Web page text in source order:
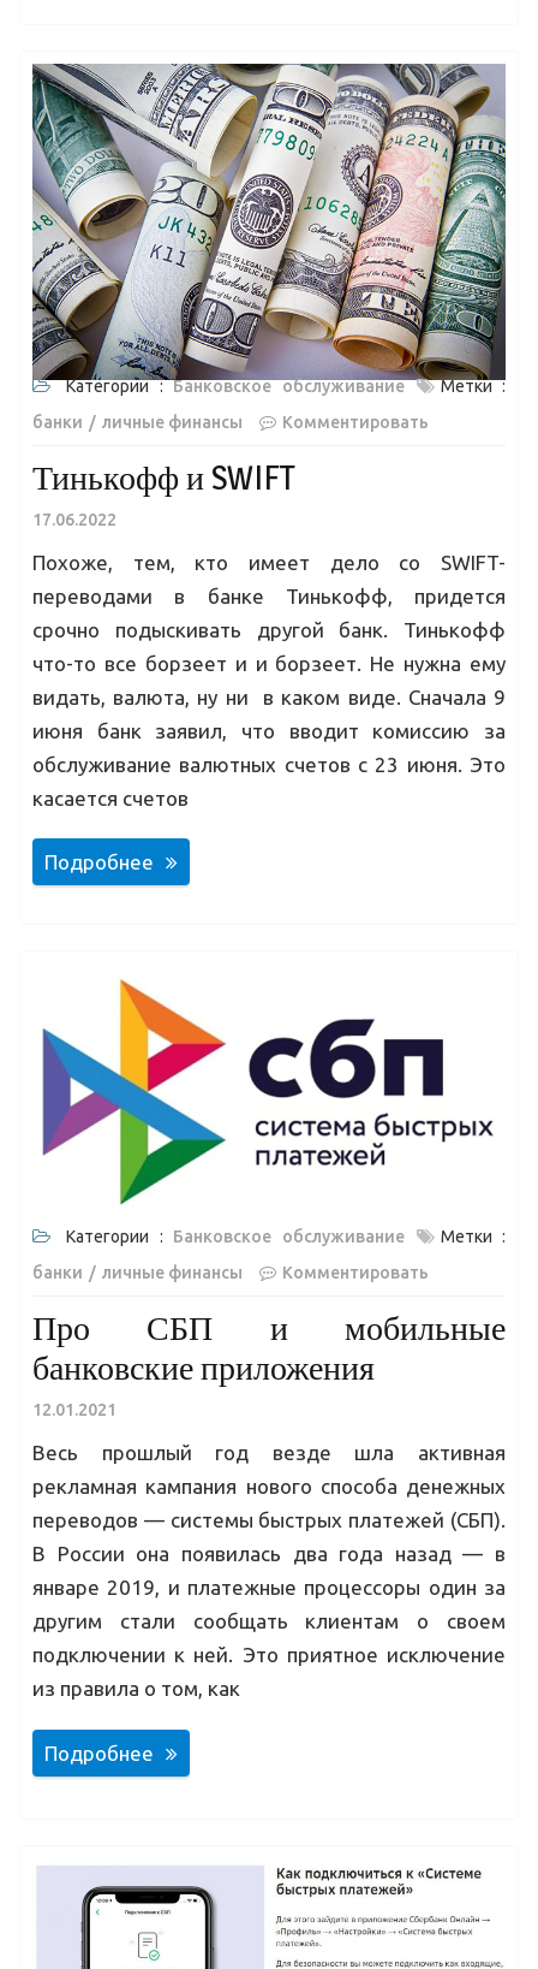
Категории :Банковское обслуживание
Метки :
банки
личные финансы Комментировать
Тинькофф и SWIFT
17.06.2022
Похоже, тем, кто имеет дело со SWIFT-
переводами в банке Тинькофф, придется
срочно подыскивать другой банк. Тинькофф
что-то все борзеет и и борзеет. Не нужна ему
видать, валюта, ну ни в каком виде. Сначала 9
июня банк заявил, что вводит комиссию за
обслуживание валютных счетов с 23 июня. Это
касается счетов
Подробнее
Категории : Банковское обслуживание
Метки :
банки
личные финансы Комментировать
Про СБП и мобильные
банковские приложения
12.01.2021
Весь прошлый год везде шла активная
рекламная кампания нового способа денежных
переводов — системы быстрых платежей (СБП).
В России она появилась два года назад — в
январе 2019, и платежные процессоры один за
другим стали сообщать клиентам о своем
подключении к ней. Это приятное исключение
из правила о том, как
Подробнее